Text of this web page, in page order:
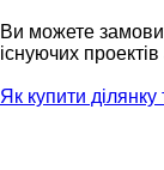
Ви можете
існуючих
Як купити